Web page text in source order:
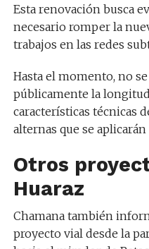
Esta renovación busca
necesario romper la
trabajos en las redes
Hasta el momento, no
públicamente la
características técnicas
alternas que se
Otros
Huaraz
Chamana también
proyecto vial desde la